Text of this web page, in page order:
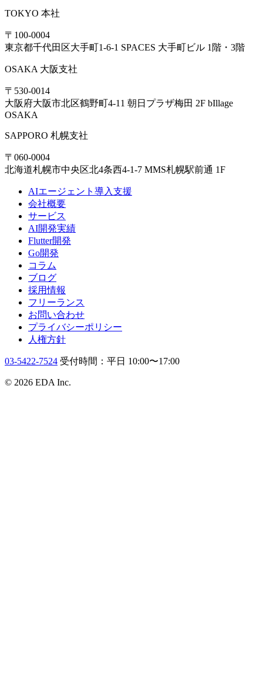
TOKYO 本社
〒100-0004
東京都千代田区大手町1-6-1 SPACES 大手町ビル 1階・3階
OSAKA 大阪支社
〒530-0014
大阪府大阪市北区鶴野町4-11 朝日プラザ梅田 2F bIllage
OSAKA
SAPPORO 札幌支社
〒060-0004
北海道札幌市中央区北4条西4-1-7 MMS札幌駅前通 1F
AIエージェント導入支援
会社概要
サービス
AI開発実績
Flutter開発
Go開発
コラム
ブログ
採用情報
フリーランス
お問い合わせ
プライバシーポリシー
人権方針
03-5422-7524 受付時間：平日 10:00〜17:00
© 2026 EDA Inc.